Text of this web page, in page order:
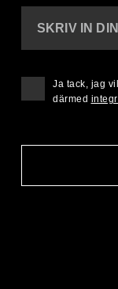
SKRIV IN
Ja tack, jag
därmed